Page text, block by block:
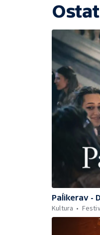
Paĺikerav -
Kultura